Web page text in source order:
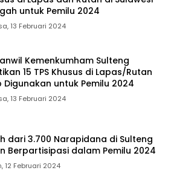
untuk Pemilu 2024
13 Februari 2024
Kemenkumham Sulteng
15 TPS Khusus di Lapas/Rutan
Digunakan untuk Pemilu 2024
13 Februari 2024
dari 3.700 Narapidana di Sulteng
Berpartisipasi dalam Pemilu 2024
12 Februari 2024